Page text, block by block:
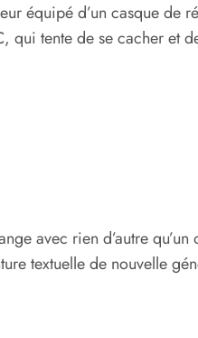
équipé d’un casque de
qui tente de se cacher et
avec rien d’autre
textuelle de nouvelle